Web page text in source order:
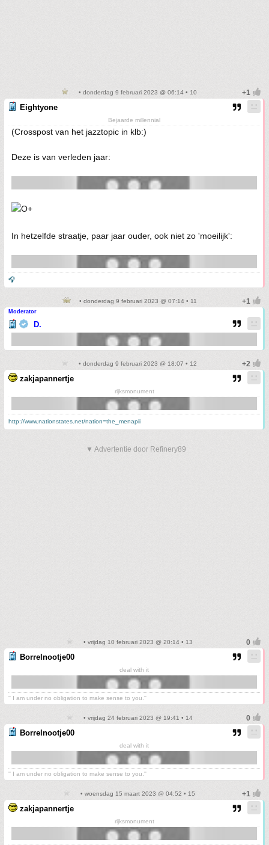
• donderdag 9 februari 2023 @ 06:14 • 10
Eightyone
Bejaarde millennial
(Crosspost van het jazztopic in klb:)
Deze is van verleden jaar:
In hetzelfde straatje, paar jaar ouder, ook niet zo 'moeilijk':
🎧
• donderdag 9 februari 2023 @ 07:14 • 11
Moderator
D.
• donderdag 9 februari 2023 @ 18:07 • 12
zakjapannertje
rijksmonument
http://www.nationstates.net/nation=the_menapii
▼ Advertentie door Refinery89
• vrijdag 10 februari 2023 @ 20:14 • 13
Borrelnootje00
deal with it
'' I am under no obligation to make sense to you.''
• vrijdag 24 februari 2023 @ 19:41 • 14
Borrelnootje00
deal with it
'' I am under no obligation to make sense to you.''
• woensdag 15 maart 2023 @ 04:52 • 15
zakjapannertje
rijksmonument